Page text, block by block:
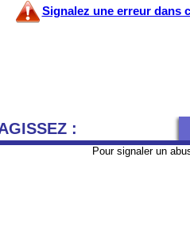
Signalez une erreur dans
:
Pour signaler un